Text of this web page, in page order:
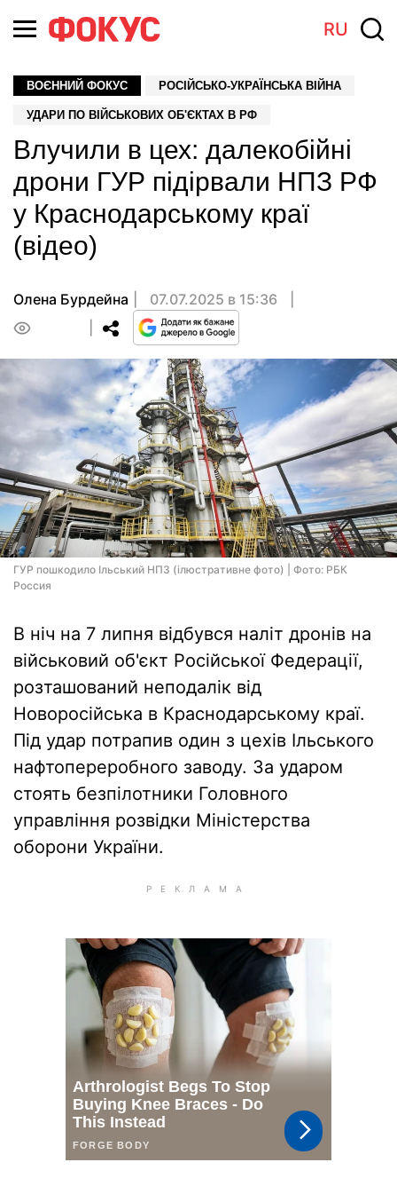
RU
ВОЄННИЙ ФОКУС РОСІЙСЬКО-УКРАЇНСЬКА ВІЙНА
УДАРИ ПО ВІЙСЬКОВИХ ОБ'ЄКТАХ В РФ
Влучили в цех: далекобійні
дрони ГУР підірвали НПЗ РФ
у Краснодарському краї
(відео)
Олена Бурдейна
07.07.2025 в 15:36
ГУР пошкодило Ільський НПЗ (ілюстративне фото) | Фото: РБК
Россия
В ніч на 7 липня відбувся наліт дронів на
військовий об'єкт Російської Федерації,
розташований неподалік від
Новоросійська в Краснодарському краї.
Під удар потрапив один з цехів Ільського
нафтопереробного заводу. За ударом
стоять безпілотники Головного
управління розвідки Міністерства
оборони України.